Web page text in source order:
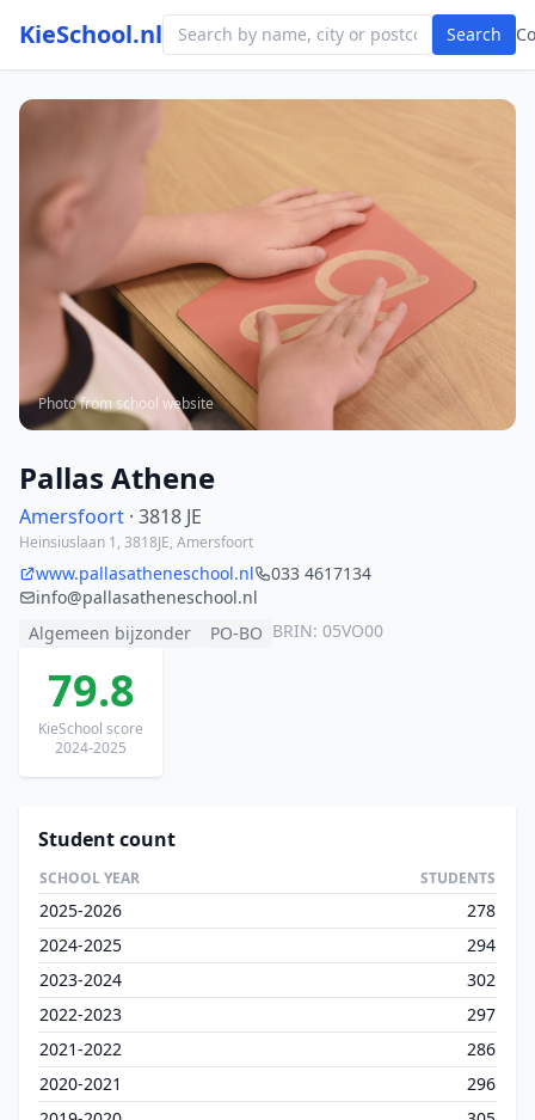
KieSchool.nl Search
Photo from school website
Pallas Athene
Amersfoort · 3818 JE
Heinsiuslaan 1, 3818JE, Amersfoort
www.pallasatheneschool.nl
033 4617134
info@pallasatheneschool.nl
Algemeen bijzonder
PO-BO BRIN: 05VO00
79.8
KieSchool score
2024-2025
Student count
SCHOOL YEAR STUDENTS
2025-2026
278
2024-2025
294
2023-2024
302
2022-2023
297
2021-2022
286
2020-2021
296